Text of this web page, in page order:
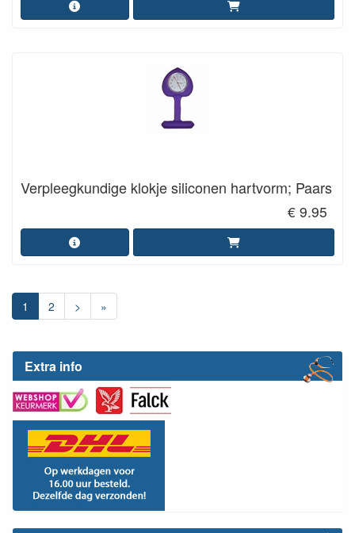
Extra info
Verpleegkundige klokje siliconen hartvorm; Paars
€ 9.95
1 2 > »